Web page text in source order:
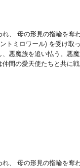
、 母の形見の指輪を奪
トミロワール) を受け取
悪魔族を追い払う。悪
仲間の愛天使たちと共に
、 母の形見の指輪を奪